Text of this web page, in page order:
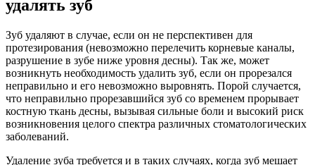
удалять зуб
Зуб удаляют в случае, если он не перспективен для
протезирования (невозможно перелечить корневые каналы,
разрушение в зубе ниже уровня десны). Так же, может
возникнуть необходимость удалить зуб, если он прорезался
неправильно и его невозможно выровнять. Порой случается,
что неправильно прорезавшийся зуб со временем прорывает
костную ткань десны, вызывая сильные боли и высокий риск
возникновения целого спектра различных стоматологических
заболеваний.
Удаление зуба требуется и в таких случаях, когда зуб мешает